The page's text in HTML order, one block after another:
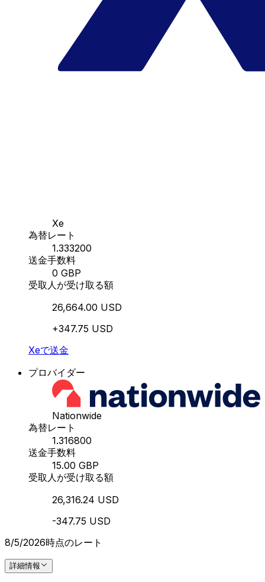
Xe
為替レート
1.333200
送金手数料
0 GBP
受取人が受け取る額
26,664.00 USD
+347.75 USD
Xeで送金
プロバイダー
Nationwide
為替レート
1.316800
送金手数料
15.00 GBP
受取人が受け取る額
26,316.24 USD
-347.75 USD
8/5/2026時点のレート
詳細情報